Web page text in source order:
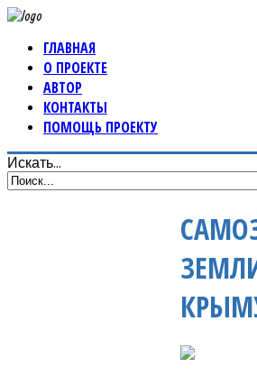
ГЛАВНАЯ
О ПРОЕКТЕ
АВТОР
КОНТАКТЫ
ПОМОЩЬ ПРОЕКТУ
Искать...